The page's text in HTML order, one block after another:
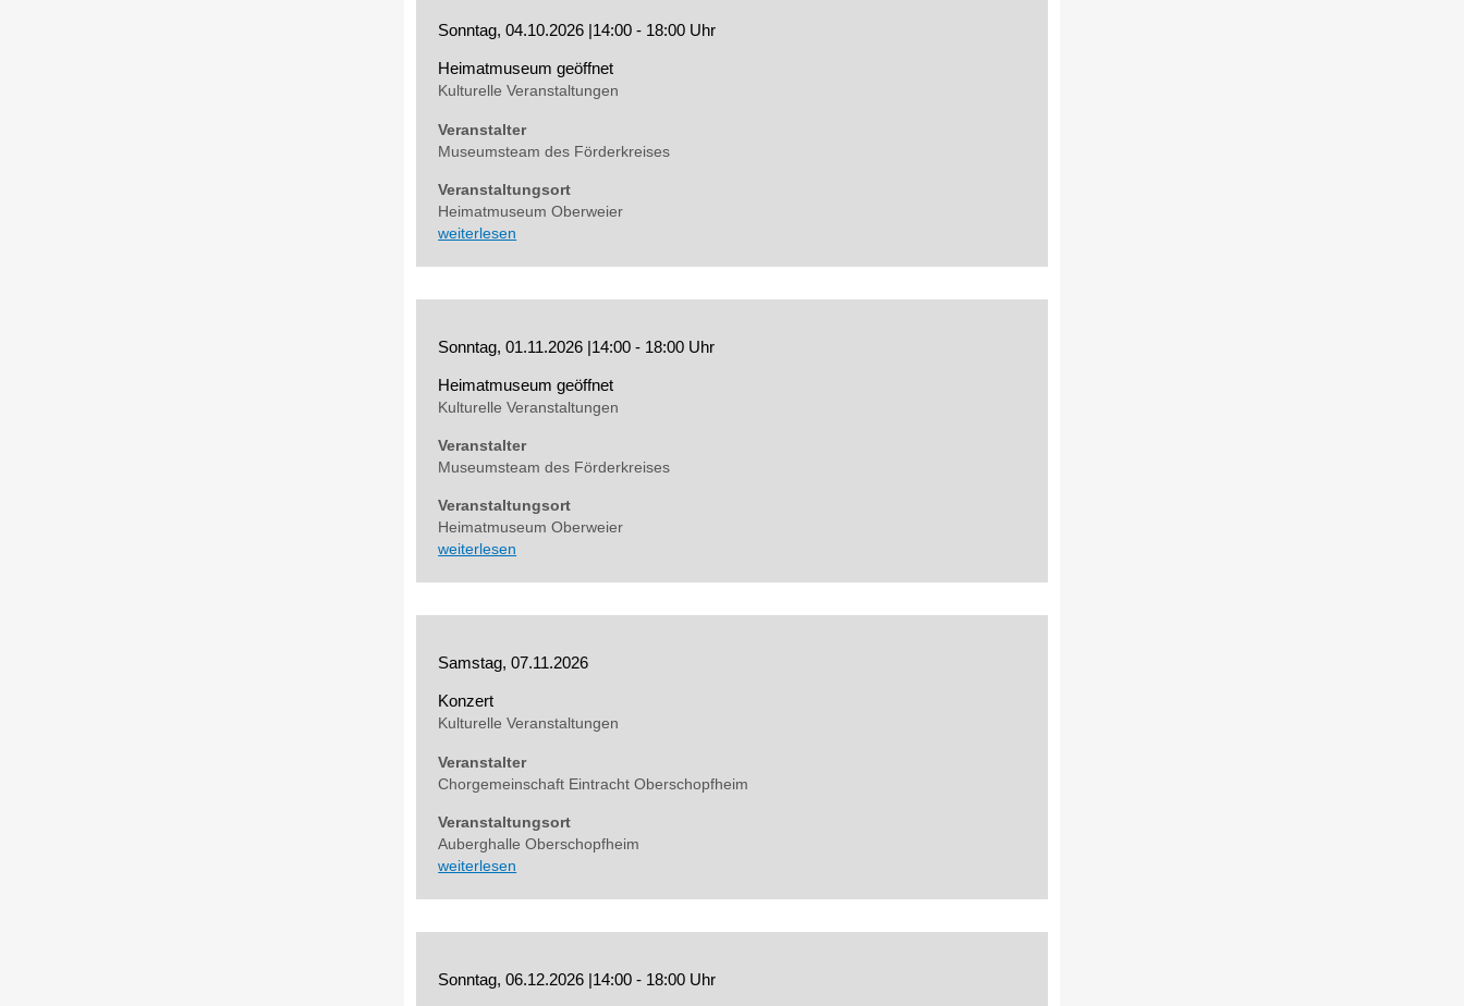
Sonntag, 04.10.2026 |14:00 - 18:00 Uhr
Heimatmuseum geöffnet
Kulturelle Veranstaltungen
Veranstalter
Museumsteam des Förderkreises
Veranstaltungsort
Heimatmuseum Oberweier
weiterlesen
Sonntag, 01.11.2026 |14:00 - 18:00 Uhr
Heimatmuseum geöffnet
Kulturelle Veranstaltungen
Veranstalter
Museumsteam des Förderkreises
Veranstaltungsort
Heimatmuseum Oberweier
weiterlesen
Samstag, 07.11.2026
Konzert
Kulturelle Veranstaltungen
Veranstalter
Chorgemeinschaft Eintracht Oberschopfheim
Veranstaltungsort
Auberghalle Oberschopfheim
weiterlesen
Sonntag, 06.12.2026 |14:00 - 18:00 Uhr